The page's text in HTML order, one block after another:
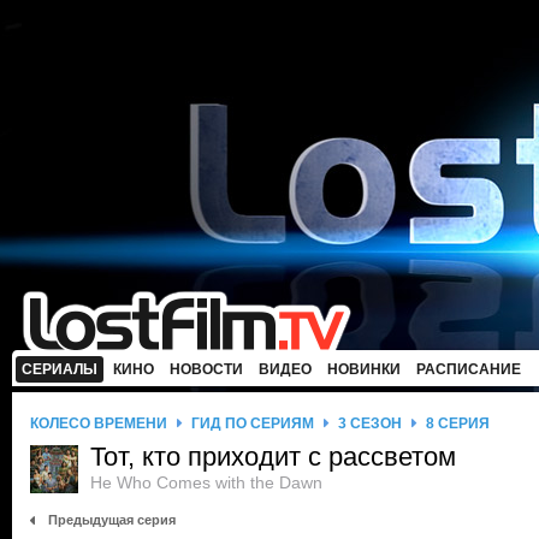
СЕРИАЛЫ КИНО НОВОСТИ ВИДЕО НОВИНКИ РАСПИСАНИЕ
КОЛЕСО ВРЕМЕНИ ГИД ПО СЕРИЯМ 3 СЕЗОН 8 СЕРИЯ
Тот, кто приходит с рассветом
He Who Comes with the Dawn
Предыдущая серия